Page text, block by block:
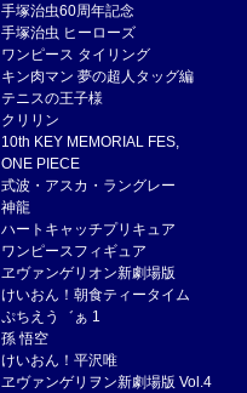
手塚治虫60周年記念
手塚治虫 ヒーローズ
ワンピース タイリング
キン肉マン 夢の超人タッグ編
テニスの王子様
クリリン
10th KEY MEMORIAL FES,
ONE PIECE
式波・アスカ・ラングレー
神龍
ハートキャッチプリキュア
ワンピースフィギュア
ヱヴァンゲリオン新劇場版
けいおん！朝食ティータイム
ぷちえう゛ぁ 1
孫 悟空
けいおん！平沢唯
ヱヴァンゲリヲン新劇場版 Vol.4